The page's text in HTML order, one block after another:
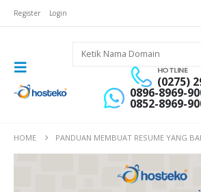
Register Login
HOTLINE
(0275)
0896-8969-
0852-8969-
HOME PANDUAN MEMBUAT RESUME YANG